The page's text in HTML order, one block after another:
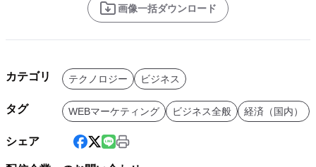
画像一括ダウンロード
カテゴリ テクノロジー ビジネス
タグ WEBマーケティング ビジネス全般 経済（国内）
シェア